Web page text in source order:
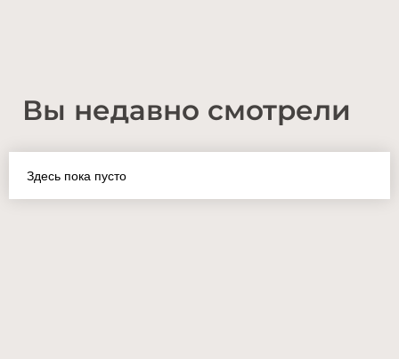
Вы недавно смотрели
Здесь пока пусто